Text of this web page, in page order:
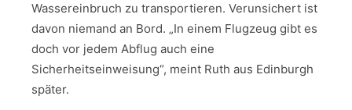
Wassereinbruch zu transportieren. Verunsichert ist
davon niemand an Bord. „In einem Flugzeug gibt es
doch vor jedem Abflug auch eine
Sicherheitseinweisung“, meint Ruth aus Edinburgh
später.